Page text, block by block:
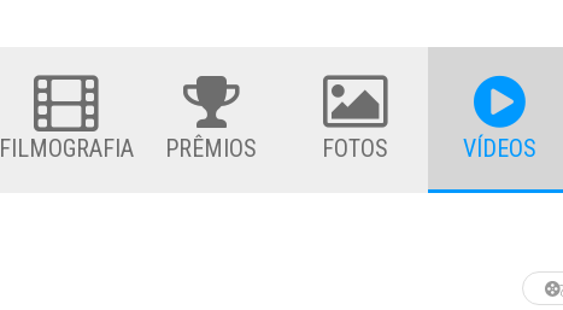
FILMOGRAFIA PRÊMIOS FOTOS VÍDEOS